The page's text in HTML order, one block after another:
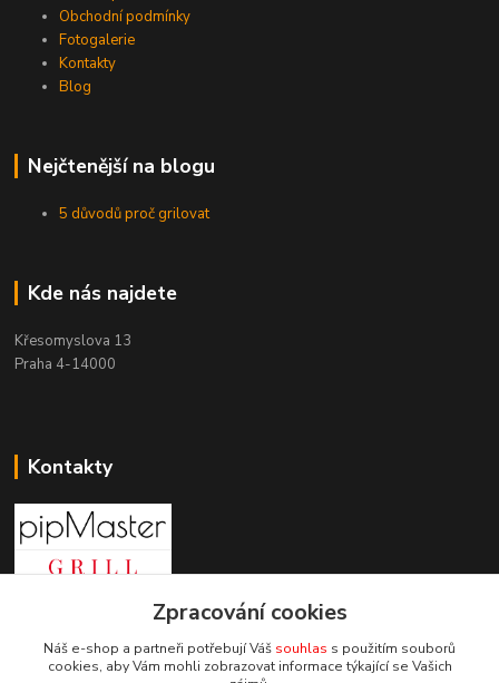
Obchodní podmínky
Fotogalerie
Kontakty
Blog
Nejčtenější na blogu
5 důvodů proč grilovat
Kde nás najdete
Křesomyslova 13
Praha 4-14000
Kontakty
+420 603 197 240
info@pipmaster.cz
Zpracování cookies
Náš e-shop a partneři potřebují Váš souhlas s použitím souborů
cookies, aby Vám mohli zobrazovat informace týkající se Vašich